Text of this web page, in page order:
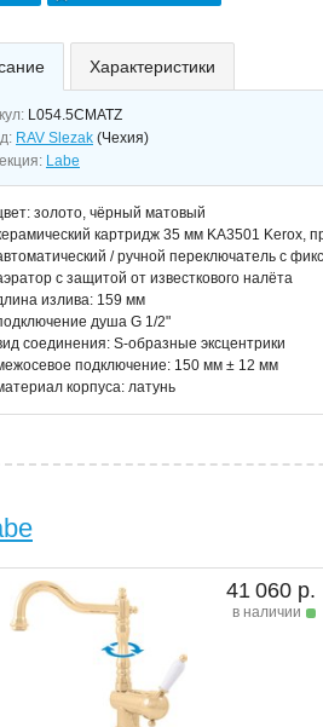
Характеристики
L054.5CMATZ
RAV Slezak (Чехия)
Labe
золото, чёрный матовый
картридж 35 мм KA3501 Kerox,
/ ручной переключатель с
с защитой от известкового налёта
излива: 159 мм
душа G 1/2"
соединения: S-образные эксцентрики
подключение: 150 мм ± 12 мм
корпуса: латунь
41 060 р.
в наличии